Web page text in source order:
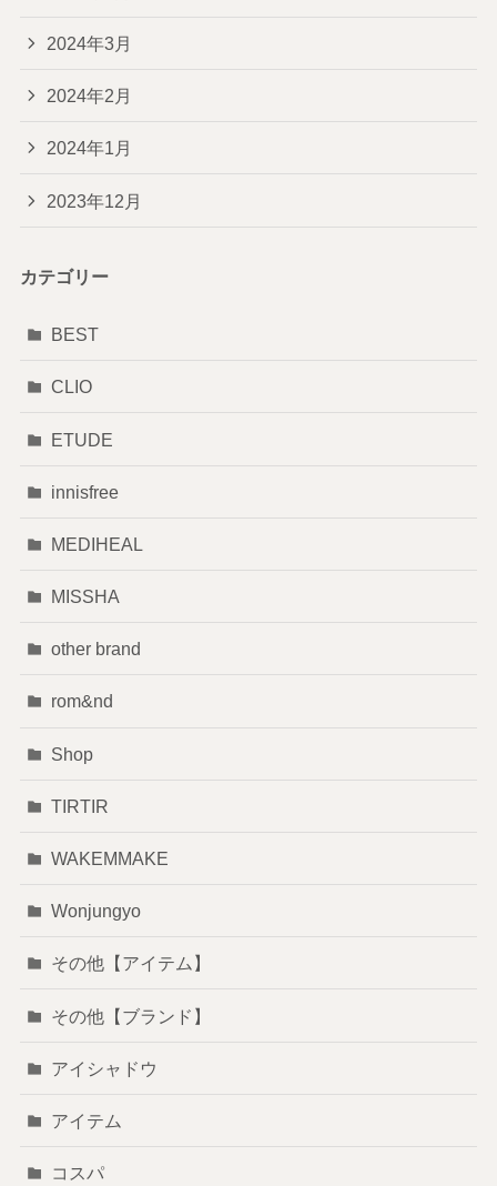
2024年3月
2024年2月
2024年1月
2023年12月
カテゴリー
BEST
CLIO
ETUDE
innisfree
MEDIHEAL
MISSHA
other brand
rom&nd
Shop
TIRTIR
WAKEMMAKE
Wonjungyo
その他【アイテム】
その他【ブランド】
アイシャドウ
アイテム
コスパ